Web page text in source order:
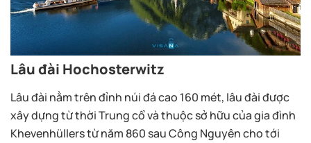
Lâu đài Hochosterwitz
Lâu đài nằm trên đỉnh núi đá cao 160 mét, lâu đài được
xây dựng từ thời Trung cổ và thuộc sở hữu của gia đình
Khevenhüllers từ năm 860 sau Công Nguyên cho tới